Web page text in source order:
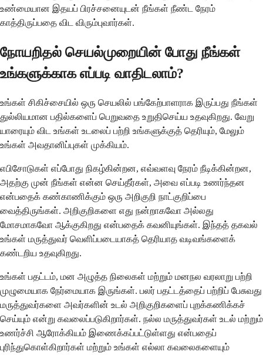
உண்மையான இதயப் பிரச்சனையுடன் நீங்கள் நீண்ட நேரம்
காத்திருப்பதை விட விரும்புவார்கள்.
நோயறிதல் செயல்முறையின் போது நீங்கள்
உங்களுக்காக எப்படி வாதிடலாம்?
உங்கள் சிகிச்சையில் ஒரு செயலில் பங்கேற்பாளராக இருப்பது நீங்கள்
துல்லியமான பதில்களைப் பெறுவதை உறுதிசெய்ய உதவுகிறது. வேறு
யாரையும் விட உங்கள் உடலைப் பற்றி உங்களுக்குத் தெரியும், மேலும்
உங்கள் அவதானிப்புகள் முக்கியம்.
எபிசோடுகள் எப்போது நிகழ்கின்றன, எவ்வளவு நேரம் நீடிக்கின்றன,
அதற்கு முன் நீங்கள் என்ன செய்தீர்கள், அவை எப்படி உணர்ந்தன
என்பதைக் கண்காணிக்கும் ஒரு அறிகுறி நாட்குறிப்பை
வைத்திருங்கள். அறிகுறிகளை எது நன்றாகவோ அல்லது
மோசமாகவோ ஆக்குகிறது என்பதைக் கவனியுங்கள். இந்தத் தகவல்
உங்கள் மருத்துவர் வெளிப்படையாகத் தெரியாத வடிவங்களைக்
கண்டறிய உதவுகிறது.
உங்கள் பதட்டம், மன அழுத்த நிலைகள் மற்றும் மனநல வரலாறு பற்றி
முழுமையாக நேர்மையாக இருங்கள். பலர் பதட்டத்தைப் பற்றிப் பேசுவது
மருத்துவர்களை அவர்களின் உடல் அறிகுறிகளைப் புறக்கணிக்கச்
செய்யும் என்று கவலைப்படுகிறார்கள். நல்ல மருத்துவர்கள் உடல் மற்றும்
உணர்ச்சி ஆரோக்கியம் இணைக்கப்பட்டுள்ளது என்பதைப்
புரிந்துகொள்கிறார்கள் மற்றும் உங்கள் எல்லா கவலைகளையும்